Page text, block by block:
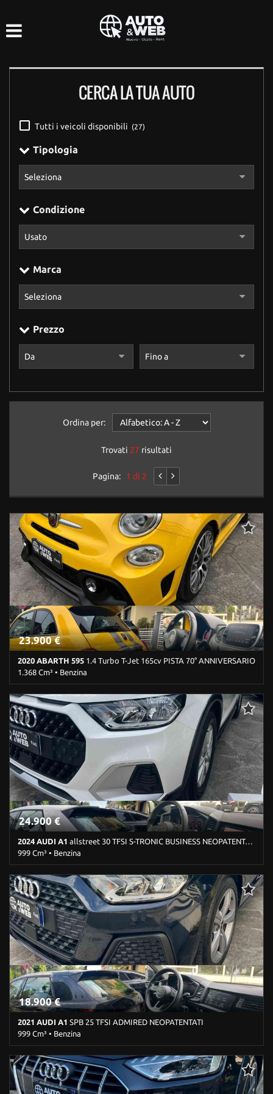
ACQUISTIAMO USATO
ASSISTENZA
CERCA LA TUA AUTO
Tutti i veicoli disponibili (27)
Tipologia
Condizione
Marca
Prezzo
Ordina per:
Trovati 27 risultati
Pagina: 1 di 2
23.900 €
2020 ABARTH 595 1.4 Turbo T-Jet 165cv PISTA 70° ANNIVERSARIO
1.368 Cm³ • Benzina
16.300 Km • Cambio Manuale (5) • Giallo metallizzato • 3 Porte •
ABS • Airbag • Airbag laterali • Airbag Passeggero • Airbag testa •
Alzacristalli elettrici • Autoradio • Bluetooth • Cerchi in lega •
Chiusura centralizzata • Climatizzatore • Controllo trazione • ESP •
Fendinebbia • Immobilizzatore elettronico • Interni in pelle • Park
Distance Control • Sedile posteriore sdoppiato • Sensori di
parcheggio posteriori • Servosterzo • Navigatore satellitare •
Specchietti laterali elettrici • Tetto apribile
24.900 €
2024 AUDI A1 allstreet 30 TFSI S-TRONIC BUSINESS NEOPATENTATI
999 Cm³ • Benzina
15.825 Km • Cambio Sequenziale (7) • Bianco pastello • 5 Porte •
ABS • Airbag • Airbag laterali • Airbag Passeggero • Airbag testa •
Alzacristalli elettrici • Autoradio • Bluetooth • Bracciolo • Cerchi in
lega • Chiusura centralizzata • Climatizzatore automatico, 2 zone •
Controllo trazione • Cruise Control • ESP • Frenata d'emergenza
assistita • Immobilizzatore elettronico • Luci diurne LED •
Riconoscimento dei segnali stradali • Sensori di parcheggio
posteriori • Servosterzo • Navigatore satellitare • Specchietti
laterali elettrici
18.900 €
2021 AUDI A1 SPB 25 TFSI ADMIRED NEOPATENTATI
999 Cm³ • Benzina
55.400 Km • Cambio Manuale (5) • Nero metallizzato • 5 Porte •
ABS • Airbag • Airbag laterali • Airbag Passeggero • Airbag testa •
Alzacristalli elettrici • Autoradio • Bluetooth • Cerchi in lega •
Chiusura centralizzata • Climatizzatore automatico, 2 zone •